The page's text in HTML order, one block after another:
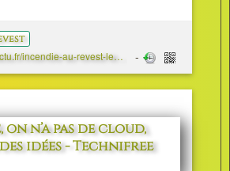
https://www.varactu.fr/incendie-au-revest-les-eaux-pres-de-toulon-90-pompiers-et-deux-helicopteres-mobilises/
on n’a pas de cloud,
idées - Technifree